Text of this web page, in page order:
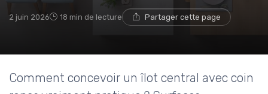
2 juin 2026 18 min de lecture Partager cette page
Comment concevoir un îlot central avec coin